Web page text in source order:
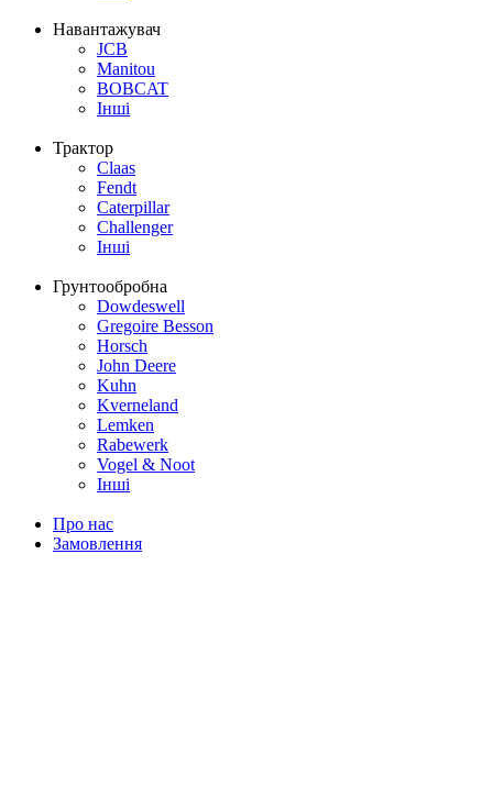
Навантажувач
JCB
Manitou
BOBCAT
Інші
Трактор
Claas
Fendt
Caterpillar
Challenger
Інші
Грунтообробна
Dowdeswell
Gregoire Besson
Horsch
John Deere
Kuhn
Kverneland
Lemken
Rabewerk
Vogel & Noot
Інші
Про нас
Замовлення